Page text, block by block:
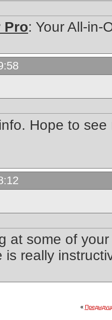
Pro: Your All-in-
Hope to
at some of
is really
«